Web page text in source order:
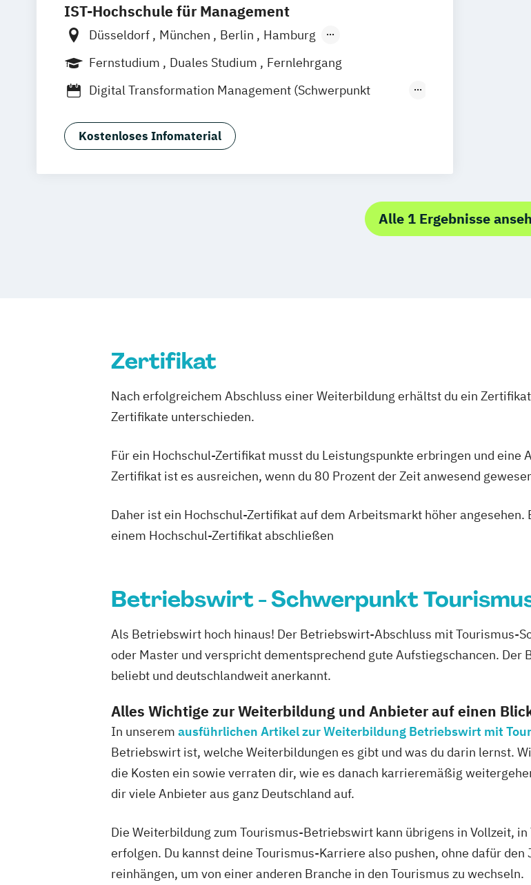
IST-Hochschule für Management
Düsseldorf München Berlin
Hamburg
Weil am Rhein
Frankfurt am Main Essen
Innsbruck
Fernstudium Duales Studium
Fernlehrgang
Digital Transformation Management (Schwerpunkt
Hospitality Controlling & Hotel Asset Management
Hotel- und Tourismusmarketing
Kostenloses Infomaterial
Alle 1 Ergebnisse
Zertifikat
Nach erfolgreichem Abschluss einer Weiterbildung erhältst du ein
Zertifikate unterschieden.
Für ein Hochschul-Zertifikat musst du Leistungspunkte erbringen und eine
Zertifikat ist es ausreichen, wenn du 80 Prozent der Zeit anwesend
Daher ist ein Hochschul-Zertifikat auf dem Arbeitsmarkt höher
einem Hochschul-Zertifikat abschließen
Betriebswirt - Schwerpunkt
Als Betriebswirt hoch hinaus! Der Betriebswirt-Abschluss mit Tourismus-
oder Master und verspricht dementsprechend gute Aufstiegschancen.
beliebt und deutschlandweit anerkannt.
Alles Wichtige zur Weiterbildung und Anbieter auf einen
In unserem ausführlichen Artikel zur Weiterbildung Betriebswirt mit
Betriebswirt ist, welche Weiterbildungen es gibt und was du darin lernst.
die Kosten ein sowie verraten dir, wie es danach karrieremäßig
dir viele Anbieter aus ganz Deutschland auf.
Die Weiterbildung zum Tourismus-Betriebswirt kann übrigens in Vollzeit,
erfolgen. Du kannst deine Tourismus-Karriere also pushen, ohne dafür
reinhängen, um von einer anderen Branche in den Tourismus zu wechseln.